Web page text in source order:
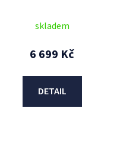
skladem
6 699 Kč
DETAIL